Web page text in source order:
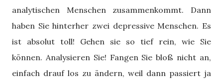
analytischen Menschen zusammenkommt. Dann
haben Sie hinterher zwei depressive Menschen. Es
ist absolut toll! Gehen sie so tief rein, wie Sie
können. Analysieren Sie! Fangen Sie bloß nicht an,
einfach drauf los zu ändern, weil dann passiert ja